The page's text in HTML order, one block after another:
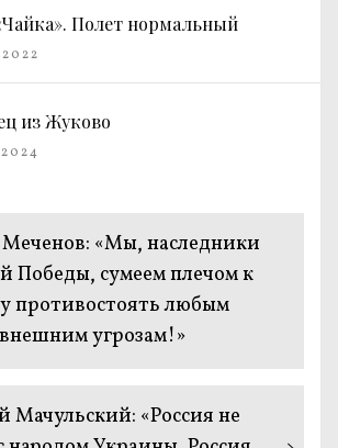
Полет нормальный
из Жуково
«Мы, наследники
Победы, сумеем плечом к
противостоять любым
внешним угрозам!»
Мачульский: «Россия не